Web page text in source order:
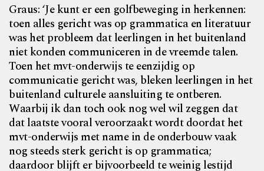
Graus: ‘Je kunt er een golfbeweging in herkennen:
toen alles gericht was op grammatica en literatuur
was het probleem dat leerlingen in het buitenland
niet konden communiceren in de vreemde talen.
Toen het mvt-onderwijs te eenzijdig op
communicatie gericht was, bleken leerlingen in het
buitenland culturele aansluiting te ontberen.
Waarbij ik dan toch ook nog wel wil zeggen dat
dat laatste vooral veroorzaakt wordt doordat het
mvt-onderwijs met name in de onderbouw vaak
nog steeds sterk gericht is op grammatica;
daardoor blijft er bijvoorbeeld te weinig lestijd